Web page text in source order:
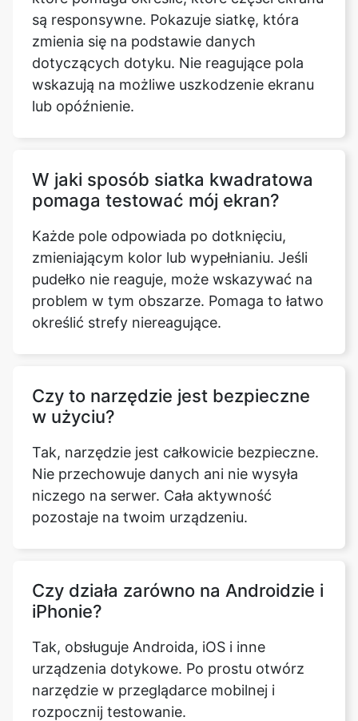
są responsywne. Pokazuje siatkę, która
zmienia się na podstawie danych
dotyczących dotyku. Nie reagujące pola
wskazują na możliwe uszkodzenie ekranu
lub opóźnienie.
W jaki sposób siatka kwadratowa
pomaga testować mój ekran?
Każde pole odpowiada po dotknięciu,
zmieniającym kolor lub wypełnianiu. Jeśli
pudełko nie reaguje, może wskazywać na
problem w tym obszarze. Pomaga to łatwo
określić strefy niereagujące.
Czy to narzędzie jest bezpieczne
w użyciu?
Tak, narzędzie jest całkowicie bezpieczne.
Nie przechowuje danych ani nie wysyła
niczego na serwer. Cała aktywność
pozostaje na twoim urządzeniu.
Czy działa zarówno na Androidzie i
iPhonie?
Tak, obsługuje Androida, iOS i inne
urządzenia dotykowe. Po prostu otwórz
narzędzie w przeglądarce mobilnej i
rozpocznij testowanie.